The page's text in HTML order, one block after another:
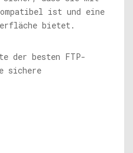
ist und eine
bietet.
der besten FTP-
sichere